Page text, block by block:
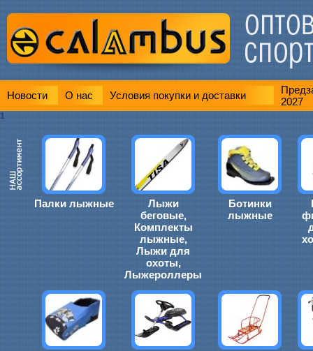
Новости О нас Условия покупки и доставки
2027
1
Палки лыжные
Лыжи
беговые,
Комплекты
лыжные,
Лыжи для
охоты,
Лыжероллеры
Ботинки
лыжные